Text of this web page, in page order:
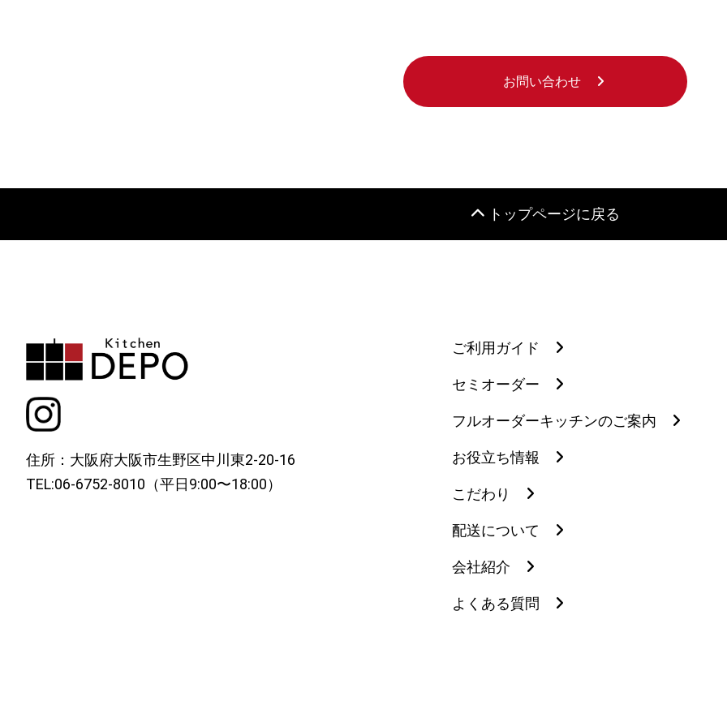
お問い合わせ
トップページに戻る
住所：大阪府大阪市生野区中川東2-20-16
TEL:06-6752-8010（平日9:00〜18:00）
ご利用ガイド
セミオーダー
フルオーダーキッチンのご案内
お役立ち情報
こだわり
配送について
会社紹介
よくある質問